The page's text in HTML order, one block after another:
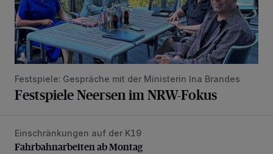
Festspiele: Gespräche mit der Ministerin Ina Brandes
Festspiele Neersen im NRW-Fokus
Fahrbahnarbeiten ab Montag
Einschränkungen auf der K19
Fahrbahnarbeiten ab Montag